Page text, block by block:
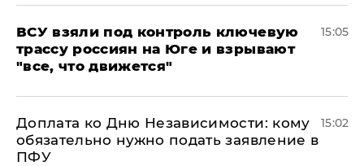
ВСУ взяли под контроль ключевую
трассу россиян на Юге и взрывают
"все, что движется"
15:05
Доплата ко Дню Независимости: кому
обязательно нужно подать заявление в
ПФУ
15:02